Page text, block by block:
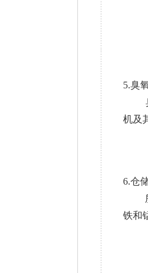
5.臭
臭
机及
6.仓
所
铁和